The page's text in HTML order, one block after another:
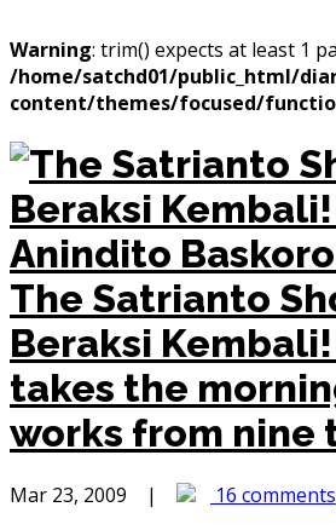
Warning: trim() expects at least 1
/home/satchd01/public_html/
content/themes/focused/
The Satrianto
Beraksi Kembali!
takes the
works from nine
Mar 23, 2009 | 16 comments